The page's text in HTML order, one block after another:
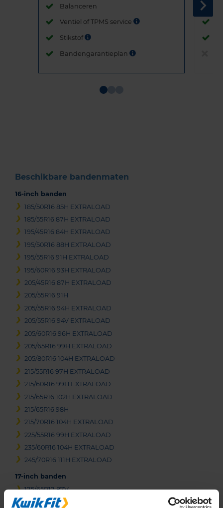
Balanceren
Ventiel of TPMS service
Stikstof
Bandengarantieplan
Beschikbare bandenmaten
16-inch banden
185/50R16 85H EXTRALOAD
185/55R16 87H EXTRALOAD
195/45R16 84H EXTRALOAD
195/50R16 88H EXTRALOAD
195/55R16 91H EXTRALOAD
195/60R16 93H EXTRALOAD
205/45R16 87H EXTRALOAD
205/55R16 91H
205/55R16 94H EXTRALOAD
205/55R16 94V EXTRALOAD
205/60R16 96H EXTRALOAD
205/65R16 99H EXTRALOAD
205/80R16 104H EXTRALOAD
215/55R16 97H EXTRALOAD
215/60R16 99H EXTRALOAD
215/65R16 102H EXTRALOAD
215/65R16 98H
215/70R16 104H EXTRALOAD
225/55R16 99H EXTRALOAD
235/60R16 104H EXTRALOAD
245/70R16 111H EXTRALOAD
17-inch banden
175/65R17 87V
195/55R17 92V EXTRALOAD